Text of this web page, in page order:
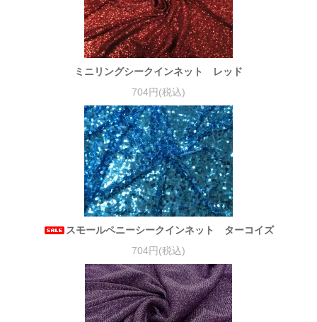
ミニリングシークインネット レッド
704円(税込)
スモールペニーシークインネット ターコイズ
704円(税込)